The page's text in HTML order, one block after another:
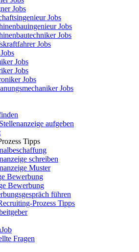
Jobs
Jobs
Jobs
Jobs
Jobs
Jobs
Jobs
Jobs
Jobs
aufgeben
Tipps
schreiben
Muster
Bewerbung
Bewerbung
führen
Prozess Tipps
Fragen